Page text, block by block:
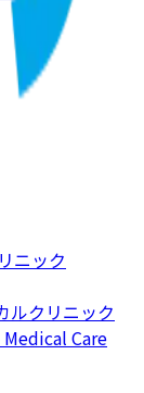
ニック
ルクリニック
Care